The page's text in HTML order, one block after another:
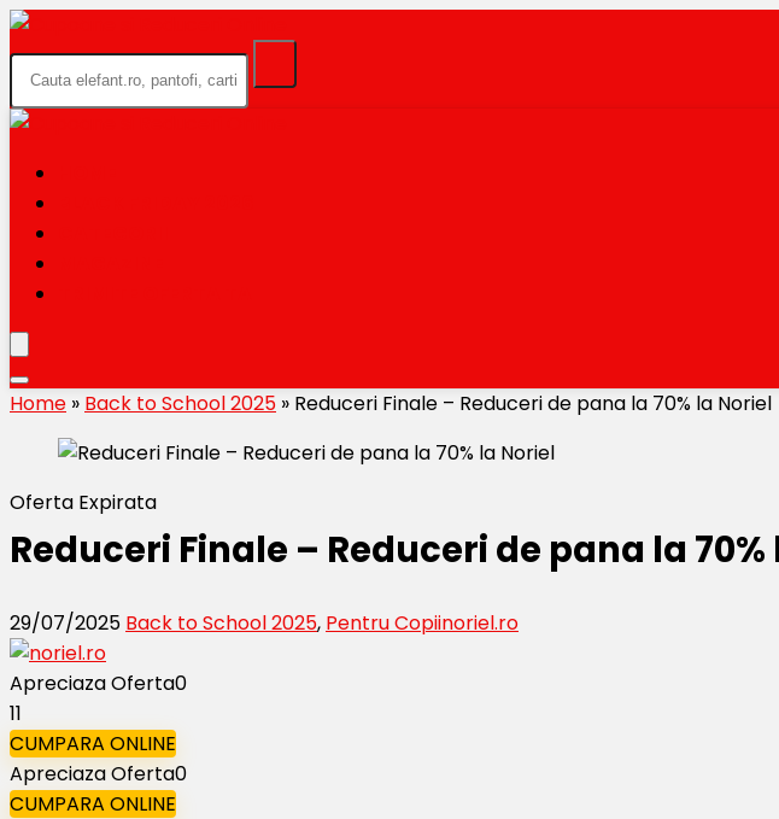
Home » Back to School 2025 » Reduceri Finale – Reduceri de pana la 70% la Noriel
Oferta Expirata
Reduceri Finale – Reduceri de pana la 70%
29/07/2025 Back to School 2025, Pentru Copiinoriel.ro
Apreciaza Oferta0
11
CUMPARA ONLINE
Apreciaza Oferta0
CUMPARA ONLINE